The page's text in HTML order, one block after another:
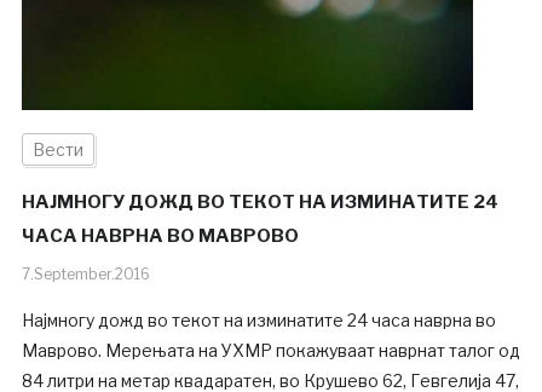
Вести
НАЈМНОГУ ДОЖД ВО ТЕКОТ НА ИЗМИНАТИТЕ 24
ЧАСА НАВРНА ВО МАВРОВО
7.September.2016
Најмногу дожд во текот на изминатите 24 часа наврна во
Маврово. Мерењата на УХМР покажуваат наврнат талог од
84 литри на метар квадаратен, во Крушево 62, Гевгелија 47,